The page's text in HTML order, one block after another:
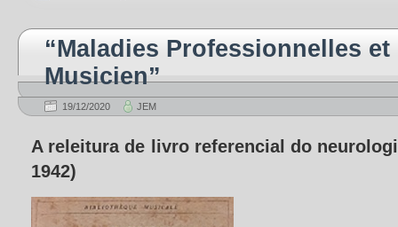
“Maladies Professionnelles
Musicien”
19/12/2020 JEM
A releitura de livro referencial do
1942)